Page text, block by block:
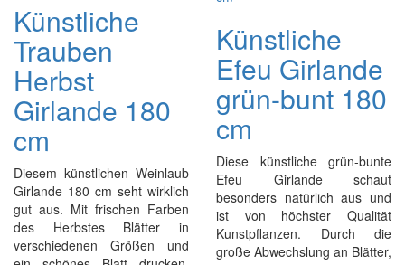
Künstliche
Trauben
Herbst
Girlande 180
cm
Diesem künstlichen Weinlaub
Girlande 180 cm seht wirklich
gut aus. Mit frischen Farben
des Herbstes Blätter in
verschiedenen Größen und
Künstliche
Efeu Girlande
grün-bunt 180
cm
Diese künstliche grün-bunte
Efeu Girlande schaut
besonders natürlich aus und
ist von höchster Qualität
Kunstpflanzen. Durch die
große Abwechslung an Blätter,